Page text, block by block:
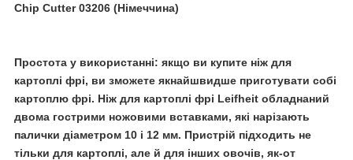
Chip Cutter 03206 (Німеччина)
Простота у використанні: якщо ви купите ніж для
картоплі фрі, ви зможете якнайшвидше приготувати собі
картоплю фрі. Ніж для картоплі фрі Leifheit обладнаний
двома гострими ножовими вставками, які нарізають
палички діаметром 10 і 12 мм. Пристрій підходить не
тільки для картоплі, але й для інших овочів, як-от